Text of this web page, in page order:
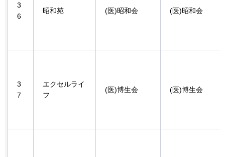
3
6
昭和苑 (医)昭和会 (医)昭和会
3
7
エクセルライ
フ
(医)博生会 (医)博生会